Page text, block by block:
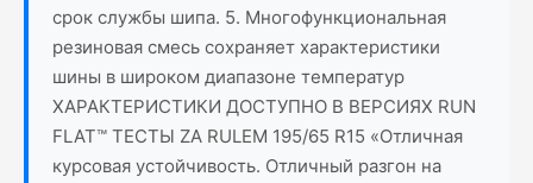
срок службы шипа. 5. Многофункциональная
резиновая смесь сохраняет характеристики
шины в широком диапазоне температур
ХАРАКТЕРИСТИКИ ДОСТУПНО В ВЕРСИЯХ RUN
FLAT™ ТЕСТЫ ZA RULEM 195/65 R15 «Отличная
курсовая устойчивость. Отличный разгон на